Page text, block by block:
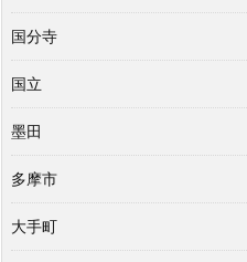
国分寺
国立
墨田
多摩市
大手町